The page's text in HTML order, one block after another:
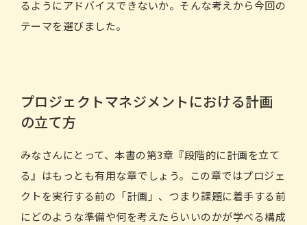
るようにアドバイスできないか。そんな考えから今回の
テーマを選びました。
プロジェクトマネジメントにおける計画
の立て方
みなさんにとって、本書の第3章『段階的に計画を立て
る』はもっとも有用な章でしょう。この章ではプロジェ
クトを実行する前の「計画」、つまり課題に着手する前
にどのような準備や何を考えたらいいのかが学べる構成